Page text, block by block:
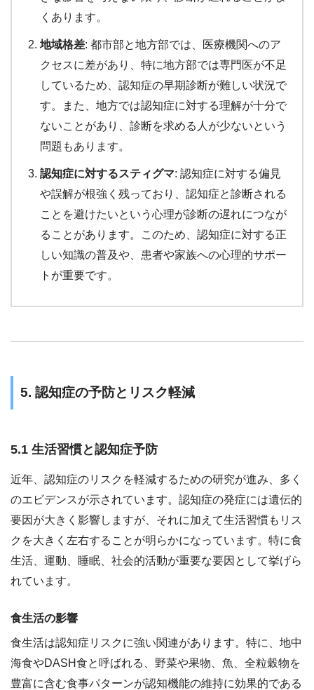
くあります。
地域格差: 都市部と地方部では、医療機関へのア
クセスに差があり、特に地方部では専門医が不足
しているため、認知症の早期診断が難しい状況で
す。また、地方では認知症に対する理解が十分で
ないことがあり、診断を求める人が少ないという
問題もあります。
認知症に対するスティグマ: 認知症に対する偏見
や誤解が根強く残っており、認知症と診断される
ことを避けたいという心理が診断の遅れにつなが
ることがあります。このため、認知症に対する正
しい知識の普及や、患者や家族への心理的サポー
トが重要です。
5. 認知症の予防とリスク軽減
5.1 生活習慣と認知症予防
近年、認知症のリスクを軽減するための研究が進み、多く
のエビデンスが示されています。認知症の発症には遺伝的
要因が大きく影響しますが、それに加えて生活習慣もリス
クを大きく左右することが明らかになっています。特に食
生活、運動、睡眠、社会的活動が重要な要因として挙げら
れています。
食生活の影響
食生活は認知症リスクに強い関連があります。特に、地中
海食やDASH食と呼ばれる、野菜や果物、魚、全粒穀物を
豊富に含む食事パターンが認知機能の維持に効果的である